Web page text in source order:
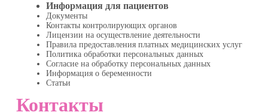
Информация для пациентов
Документы
Контакты контролирующих органов
Лицензии на осуществление деятельности
Правила предоставления платных медицинских услуг
Политика обработки персональных данных
Согласие на обработку персональных данных
Информация о беременности
Статьи
Контакты